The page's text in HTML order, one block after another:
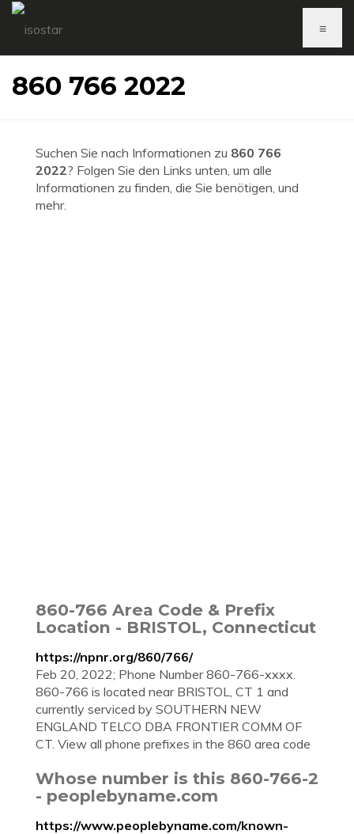
≡
860 766 2022
Suchen Sie nach Informationen zu 860 766
2022? Folgen Sie den Links unten, um alle
Informationen zu finden, die Sie benötigen, und
mehr.
860-766 Area Code & Prefix
Location - BRISTOL, Connecticut
https://npnr.org/860/766/
Feb 20, 2022; Phone Number 860-766-xxxx.
860-766 is located near BRISTOL, CT 1 and
currently serviced by SOUTHERN NEW
ENGLAND TELCO DBA FRONTIER COMM OF
CT. View all phone prefixes in the 860 area code
Whose number is this 860-766-2
- peoplebyname.com
https://www.peoplebyname.com/known-